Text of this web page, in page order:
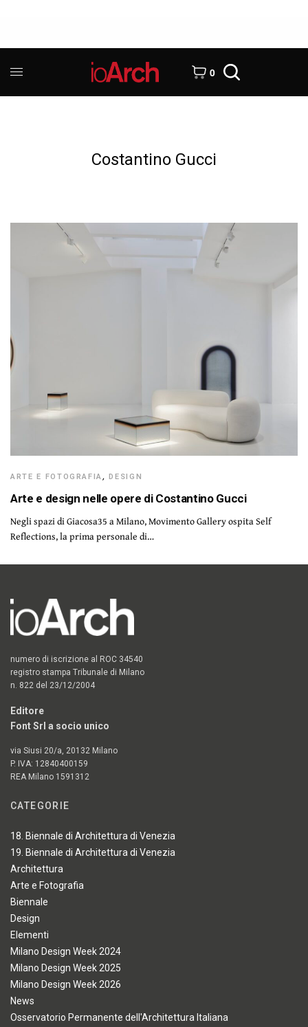
0
Costantino Gucci
ARTE E FOTOGRAFIA,DESIGN
Arte e design nelle opere di Costantino Gucci
Negli spazi di Giacosa35 a Milano, Movimento Gallery ospita Self
Reflections, la prima personale di…
numero di iscrizione al ROC 34540
registro stampa Tribunale di Milano
n. 822 del 23/12/2004
Editore
Font Srl a socio unico
via Siusi 20/a, 20132 Milano
P. IVA: 12840400159
REA Milano 1591312
CATEGORIE
18. Biennale di Architettura di Venezia
19. Biennale di Architettura di Venezia
Architettura
Arte e Fotografia
Biennale
Design
Elementi
Milano Design Week 2024
Milano Design Week 2025
Milano Design Week 2026
News
Osservatorio Permanente dell'Architettura Italiana